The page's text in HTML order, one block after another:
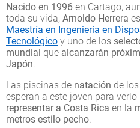
Nacido en 1996 en Cartago,
toda su vida, Arnoldo Herrera
Maestría en Ingeniería en
Tecnológico y uno de los
mundial que alcanzarán
Japón.
Las piscinas de natación de los
esperan a este joven para
representar a Costa Rica en la
metros estilo pecho.